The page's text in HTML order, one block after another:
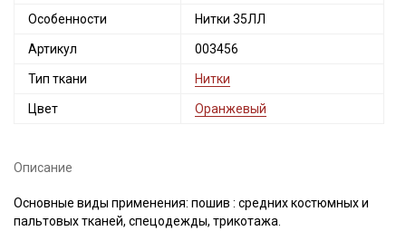
Особенности Нитки 35ЛЛ
Артикул 003456
Тип ткани Нитки
Цвет Оранжевый
Описание
Основные виды применения: пошив : средних костюмных и
пальтовых тканей, спецодежды, трикотажа.
Мы публикуем здесь дополнительные
промокоды и скидки до 30% на узкие
категории тканей
Электронная почта
Подписаться